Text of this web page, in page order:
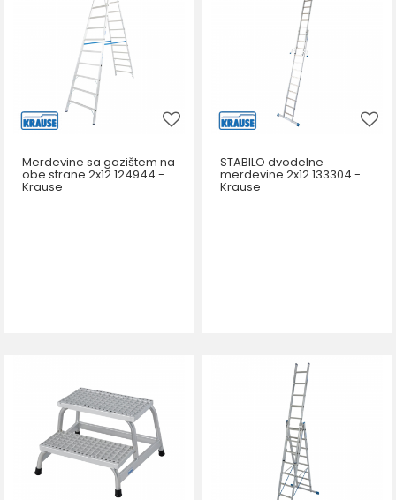
Merdevine sa gazištem na
obe strane 2x12 124944 -
Krause
STABILO dvodelne
merdevine 2x12 133304 -
Krause